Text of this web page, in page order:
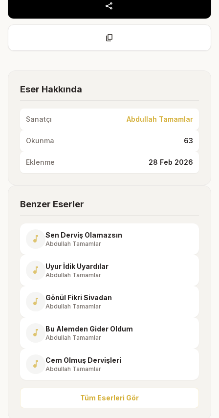
share
content_copy
Eser Hakkında
Sanatçı Abdullah Tamamlar
Okunma 63
Eklenme 28 Feb 2026
Benzer Eserler
music_note Sen Derviş Olamazsın
Abdullah Tamamlar
music_note Uyur İdik Uyardılar
Abdullah Tamamlar
music_note Gönül Fikri Sivadan
Abdullah Tamamlar
music_note Bu Alemden Gider Oldum
Abdullah Tamamlar
music_note Cem Olmuş Dervişleri
Abdullah Tamamlar
Tüm Eserleri Gör